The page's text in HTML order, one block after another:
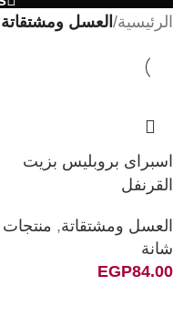
الرئيسية/ العسل ومشتقاتة
اسبراى بروبليس بزيت
القرنفل
العسل ومشتقاتة, منتجات
شانة
EGP84.00